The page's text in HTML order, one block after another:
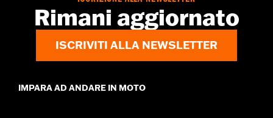
informazioni rivolgersi a un concessionario.
Rimani aggiornato
ISCRIVITI ALLA NEWSLETTER
IMPARA AD ANDARE IN MOTO